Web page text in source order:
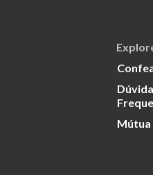
Mútua